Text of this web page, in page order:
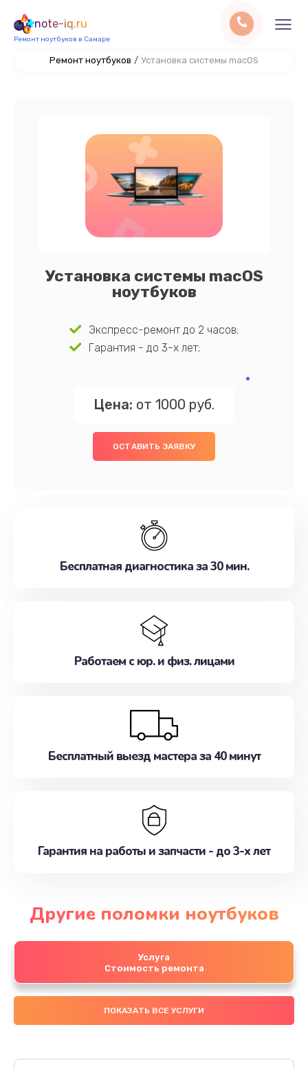
note-iq.ru
Ремонт ноутбуков в Самаре
Ремонт ноутбуков / Установка системы macOS
Установка системы macOS
ноутбуков
Экспресс-ремонт до 2 часов;
Гарантия - до 3-х лет;
Цена: от 1000 руб.
ОСТАВИТЬ ЗАЯВКУ
Бесплатная диагностика за 30 мин.
Работаем с юр. и физ. лицами
Бесплатный выезд мастера за 40 минут
Гарантия на работы и запчасти - до 3-х лет
Другие поломки ноутбуков
Услуга
Стоимость ремонта
ПОКАЗАТЬ ВСЕ УСЛУГИ